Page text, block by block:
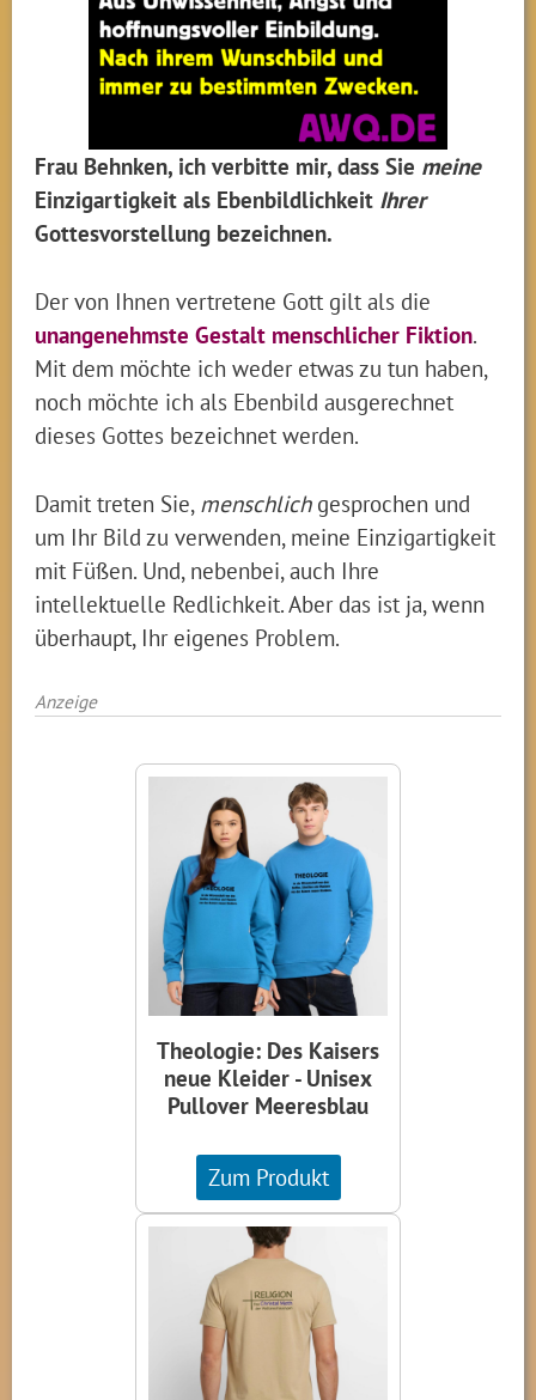
Frau Behnken, ich verbitte mir, dass Sie meine
Einzigartigkeit als Ebenbildlichkeit Ihrer
Gottesvorstellung bezeichnen.
Der von Ihnen vertretene Gott gilt als die
unangenehmste Gestalt menschlicher Fiktion.
Mit dem möchte ich weder etwas zu tun haben,
noch möchte ich als Ebenbild ausgerechnet
dieses Gottes bezeichnet werden.
Damit treten Sie, menschlichgesprochen und
um Ihr Bild zu verwenden, meine Einzigartigkeit
mit Füßen. Und, nebenbei, auch Ihre
intellektuelle Redlichkeit. Aber das ist ja, wenn
überhaupt, Ihr eigenes Problem.
Anzeige
Theologie: Des Kaisers
neue Kleider - Unisex
Pullover Meeresblau
Zum Produkt